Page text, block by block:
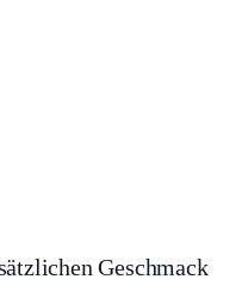
Geschmack